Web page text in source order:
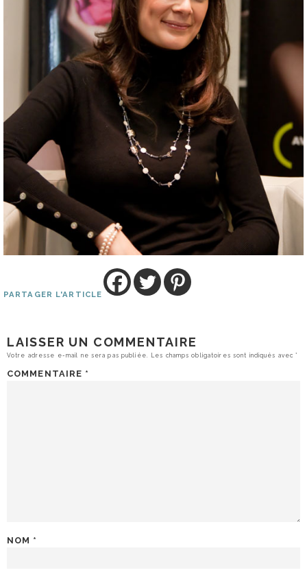
PARTAGER L'ARTICLE
LAISSER UN COMMENTAIRE
Votre adresse e-mail ne sera pas publiée. Les champs obligatoires sont indiqués avec*
COMMENTAIRE *
NOM *